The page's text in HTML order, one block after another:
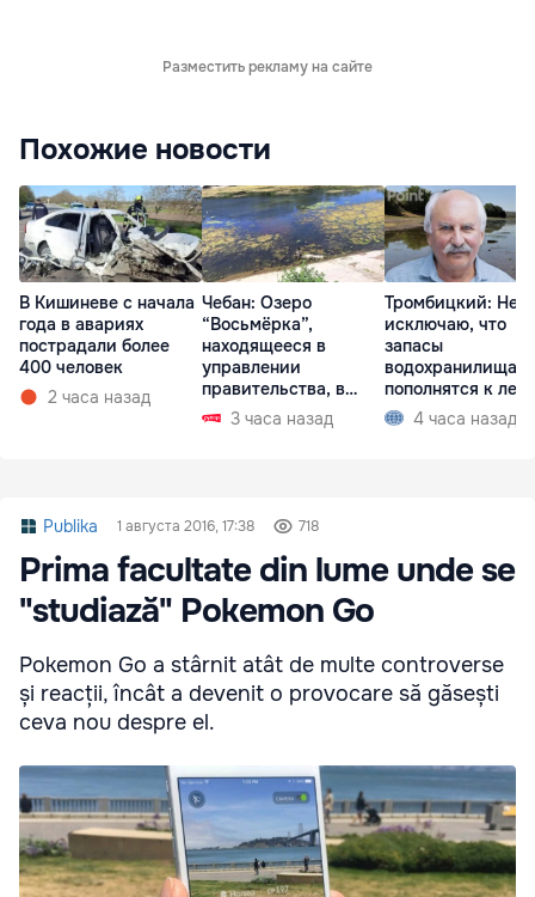
Разместить рекламу на сайте
Похожие новости
В Кишиневе с начала
года в авариях
пострадали более
400 человек
2 часа назад
Чебан: Озеро
“Восьмёрка”,
находящееся в
управлении
правительства, в
запустении
3 часа назад
Тромбицкий: Не
исключаю, что
запасы
водохранилища
пополнятся к лету
2027 года
4 часа назад
Publika 1 августа 2016, 17:38 718
Prima facultate din lume unde se
"studiază" Pokemon Go
Pokemon Go a stârnit atât de multe controverse
și reacții, încât a devenit o provocare să găsești
ceva nou despre el.